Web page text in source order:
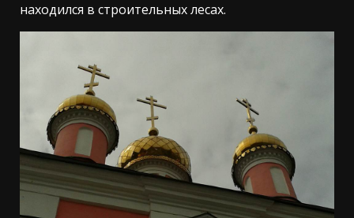
находился в строительных лесах.